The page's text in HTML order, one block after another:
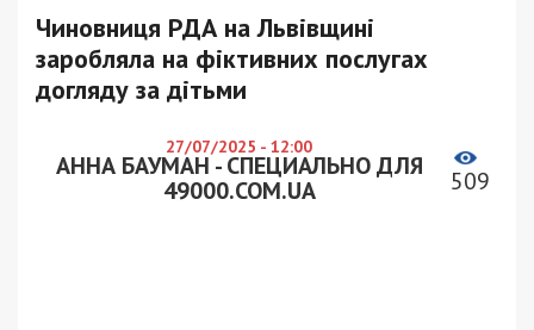
Чиновниця РДА на Львівщині
заробляла на фіктивних послугах
догляду за дітьми
27/07/2025 - 12:00
АННА БАУМАН - СПЕЦИАЛЬНО ДЛЯ
49000.COM.UA
509